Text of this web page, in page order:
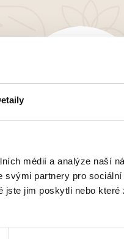
médií a analýze naší
partnery pro
jim poskytli nebo
BASICO DRINK
29,10 €